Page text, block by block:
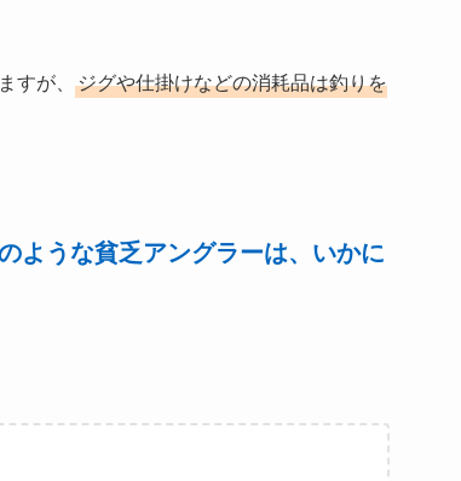
が、 ジグや仕掛けなどの消耗品は釣りを
ような貧乏アングラーは、いかに